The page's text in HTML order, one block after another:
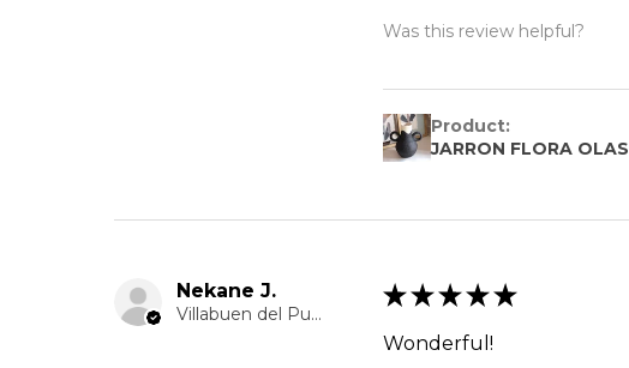
Was this review helpful?
Product:
JARRON FLORA OLAS
Nekane J.
Villabuen del Puente, Zamora
★ ★ ★ ★ ★
Wonderful!